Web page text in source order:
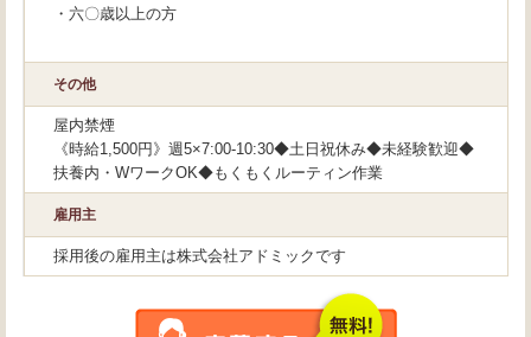
・六〇歳以上の方
その他
屋内禁煙
《時給1,500円》週5×7:00-10:30◆土日祝休み◆未経験歓迎◆
扶養内・WワークOK◆もくもくルーティン作業
雇用主
採用後の雇用主は株式会社アドミックです